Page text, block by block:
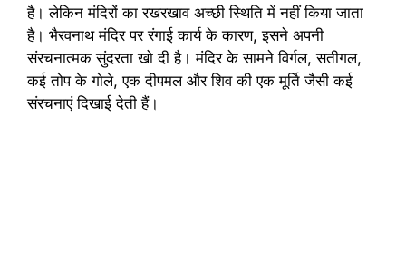
है। लेकिन मंदिरों का रखरखाव अच्छी स्थिति में नहीं किया जाता
है। भैरवनाथ मंदिर पर रंगाई कार्य के कारण, इसने अपनी
संरचनात्मक सुंदरता खो दी है। मंदिर के सामने विर्गल, सतीगल,
कई तोप के गोले, एक दीपमल और शिव की एक मूर्ति जैसी कई
संरचनाएं दिखाई देती हैं।